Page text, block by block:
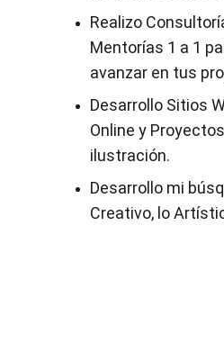
Realizo
Mentorías 1 a 1
avanzar en tus
Desarrollo Sitios
Online y
ilustración.
Desarrollo mi
Creativo, lo